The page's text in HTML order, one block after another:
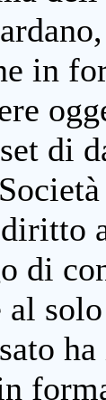
in
di
di